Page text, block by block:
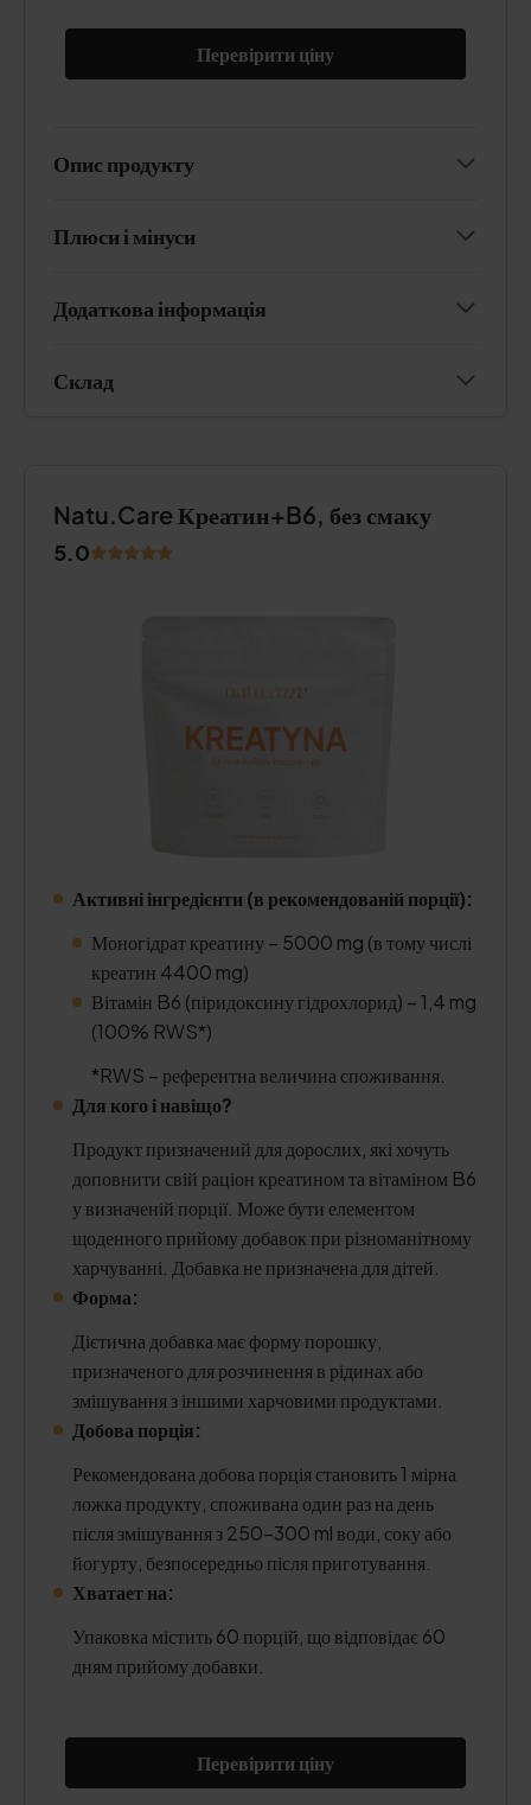
Перевірити ціну
Опис продукту
Плюси і мінуси
Додаткова інформація
Склад
Natu.Care Креатин+B6, без смаку
5.0
Активні інгредієнти (в рекомендованій порції):
Моногідрат креатину – 5000 mg (в тому числі
креатин 4400 mg)
Вітамін B6 (піридоксину гідрохлорид) – 1,4 mg
(100% RWS*)
*RWS – референтна величина споживання.
Для кого і навіщо?
Продукт призначений для дорослих, які хочуть
доповнити свій раціон креатином та вітаміном B6
у визначеній порції. Може бути елементом
щоденного прийому добавок при різноманітному
харчуванні. Добавка не призначена для дітей.
Форма:
Дієтична добавка має форму порошку,
призначеного для розчинення в рідинах або
змішування з іншими харчовими продуктами.
Добова порція:
Рекомендована добова порція становить 1 мірна
ложка продукту, споживана один раз на день
після змішування з 250–300 ml води, соку або
йогурту, безпосередньо після приготування.
Хватает на:
Упаковка містить 60 порцій, що відповідає 60
дням прийому добавки.
Перевірити ціну